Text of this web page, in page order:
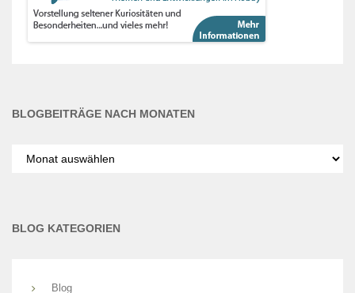
BLOGBEITRÄGE NACH MONATEN
nach
BLOG KATEGORIEN
Blog